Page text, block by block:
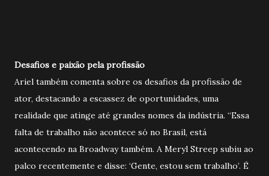
Desafios e paixão pela profissão
Ariel também comenta sobre os desafios da profissão de
ator, destacando a escassez de oportunidades, uma
realidade que atinge até grandes nomes da indústria. “Essa
falta de trabalho não acontece só no Brasil, está
acontecendo na Broadway também. A Meryl Streep subiu ao
palco recentemente e disse: ‘Gente, estou sem trabalho’. É